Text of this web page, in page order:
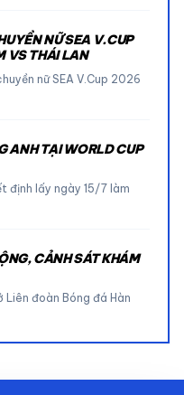
NỮ SEA V.CUP
VS THÁI LAN
nữ SEA V.Cup 2026
ANH TẠI WORLD CUP
định lấy ngày 15/7 làm
CẢNH SÁT KHÁM
đoàn Bóng đá Hàn